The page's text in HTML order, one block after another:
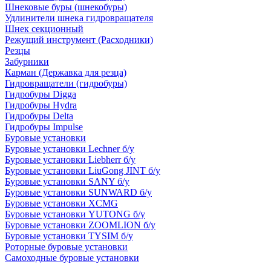
Шнековые буры (шнекобуры)
Удлинители шнека гидровращателя
Шнек секционный
Режущий инструмент (Расходники)
Резцы
Забурники
Карман (Державка для резца)
Гидровращатели (гидробуры)
Гидробуры Digga
Гидробуры Hydra
Гидробуры Delta
Гидробуры Impulse
Буровые установки
Буровые установки Lechner б/у
Буровые установки Liebherr б/у
Буровые установки LiuGong JINT б/у
Буровые установки SANY б/у
Буровые установки SUNWARD б/у
Буровые установки XCMG
Буровые установки YUTONG б/у
Буровые установки ZOOMLION б/у
Буровые установки TYSIM б/у
Роторные буровые установки
Самоходные буровые установки